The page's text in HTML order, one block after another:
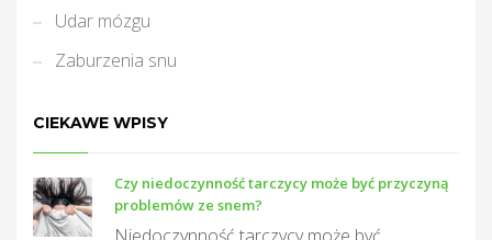
Udar mózgu
Zaburzenia snu
CIEKAWE WPISY
Czy niedoczynność tarczycy może być przyczyną
problemów ze snem?